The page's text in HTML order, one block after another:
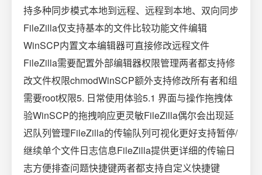
持多种同步模式本地到远程、远程到本地、双向同步
FileZilla仅支持基本的文件比较功能文件编辑
WinSCP内置文本编辑器可直接修改远程文件
FileZilla需要配置外部编辑器权限管理两者都支持修
改文件权限chmodWinSCP额外支持修改所有者和组
需要root权限5. 日常使用体验5.1 界面与操作拖拽体
验WinSCP的拖拽响应更灵敏FileZilla偶尔会出现延
迟队列管理FileZilla的传输队列可视化更好支持暂停/
继续单个文件日志信息FileZilla提供更详细的传输日
志方便排查问题快捷键两者都支持自定义快捷键